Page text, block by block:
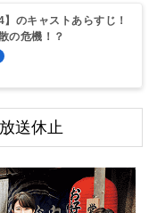
のキャストあらすじ！
の危機！？
送休止